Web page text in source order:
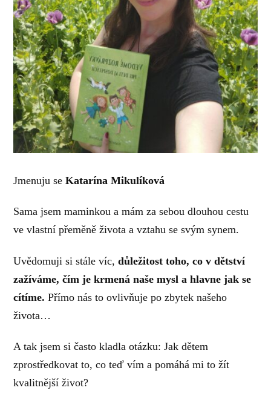
Jmenuju seKatarína Mikulíková
Sama jsem maminkou a mám za sebou dlouhou cestu
ve vlastní přeměně života a vztahu se svým synem.
Uvědomuji si stále víc,důležitost toho, co v dětství
zažíváme, čím je krmená naše mysl a hlavne jak se
cítíme. Přímo nás to ovlivňuje po zbytek našeho
života…
A tak jsem si často kladla otázku: Jak dětem
zprostředkovat to, co teď vím a pomáhá mi to žít
kvalitnější život?